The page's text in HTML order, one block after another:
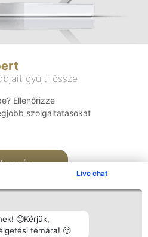
Live chat
🙂Kérjük,
témára! 🙂
gyűjti össze
Ellenőrizze
szolgáltatásokat